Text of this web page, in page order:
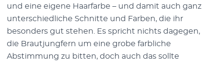
und eine eigene Haarfarbe – und damit auch ganz
unterschiedliche Schnitte und Farben, die ihr
besonders gut stehen. Es spricht nichts dagegen,
die Brautjungfern um eine grobe farbliche
Abstimmung zu bitten, doch auch das sollte